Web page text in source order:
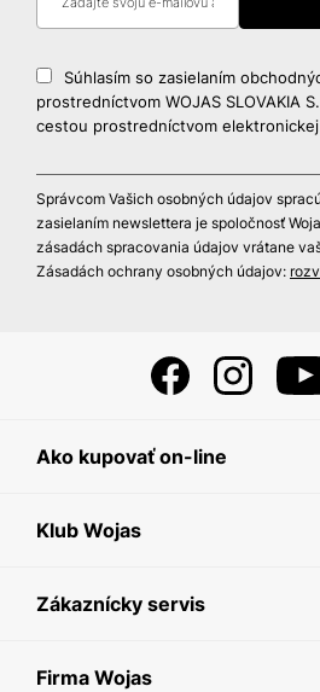
Súhlasím so zasielaním
prostredníctvom WOJAS SLOVAKIA
cestou prostredníctvom
Správcom Vašich osobných údajov
zasielaním newslettera je spoločnosť
zásadách spracovania údajov vrátane
Zásadách ochrany osobných údajov:
Ako kupovať on-line
Klub Wojas
Zákaznícky servis
Firma Wojas